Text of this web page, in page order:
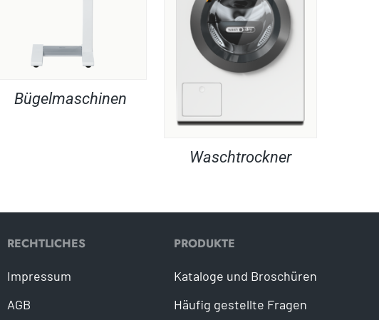
Bügelmaschinen
Waschtrockner
RECHTLICHES
Impressum
AGB
PRODUKTE
Kataloge und Broschüren
Häufig gestellte Fragen